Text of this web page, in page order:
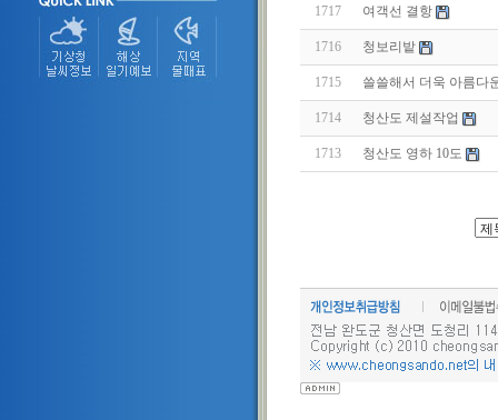
1717 여객선 결항
1716 청보리밭
1715 쓸쓸해서 더욱 아름다
1714 청산도 제설작업
1713 청산도 영하 10도